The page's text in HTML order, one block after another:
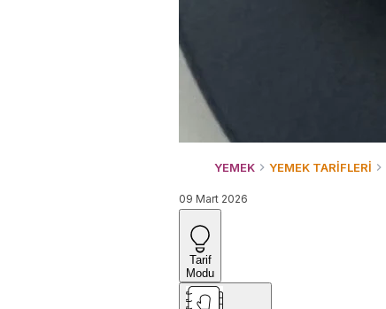
YEMEK YEMEK TARİFLERİ
09 Mart 2026
Tarif
Modu